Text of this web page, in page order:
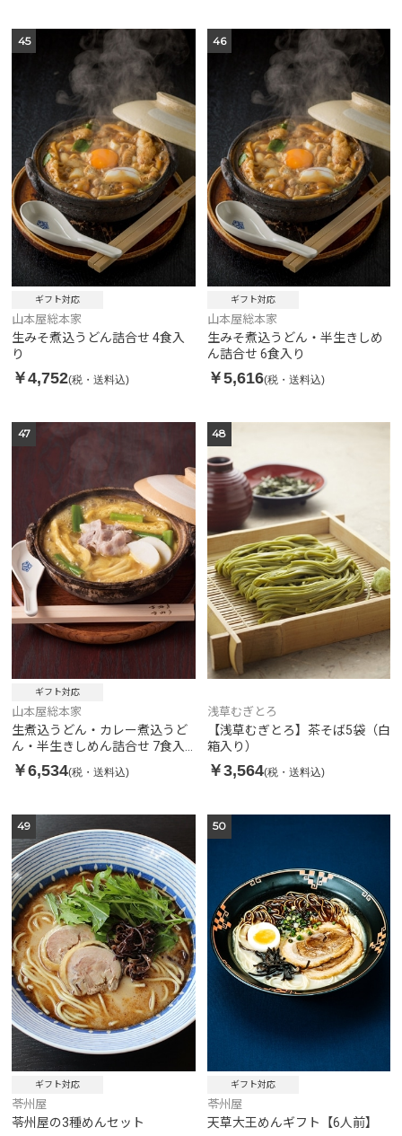
45
ギフト対応
山本屋総本家
生みそ煮込うどん詰合せ 4食入
り
￥4,752(税・送料込)
46
ギフト対応
山本屋総本家
生みそ煮込うどん・半生きしめ
ん詰合せ 6食入り
￥5,616(税・送料込)
47
ギフト対応
山本屋総本家
生煮込うどん・カレー煮込うど
ん・半生きしめん詰合せ 7食入
り
￥6,534(税・送料込)
48
浅草むぎとろ
【浅草むぎとろ】茶そば5袋（白
箱入り）
￥3,564(税・送料込)
49
ギフト対応
苓州屋
苓州屋の3種めんセット
50
ギフト対応
苓州屋
天草大王めんギフト【6人前】